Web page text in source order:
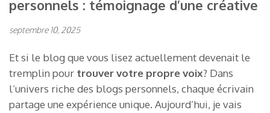
personnels : témoignage d’une créative
septembre 10, 2025
Et si le blog que vous lisez actuellement devenait le
tremplin pour trouver votre propre voix? Dans
l’univers riche des blogs personnels, chaque écrivain
partage une expérience unique. Aujourd’hui, je vais